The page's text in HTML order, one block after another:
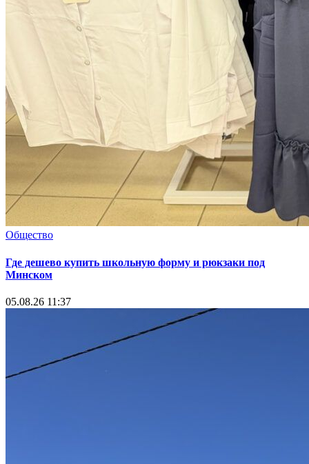
Общество
Где дешево купить школьную форму и рюкзаки под
Минском
05.08.26 11:37